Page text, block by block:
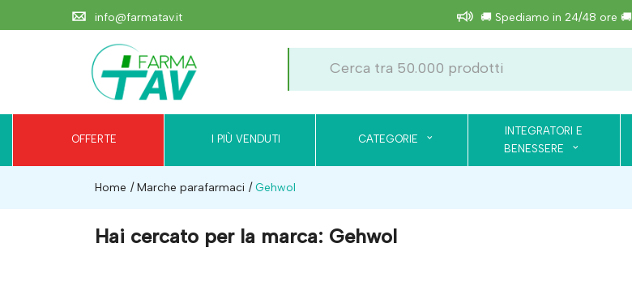
info@farmatav.it 🚚 Spediamo in 24/48 ore 🚚
OFFERTE I PIÙ VENDUTI CATEGORIE
INTEGRATORI E
BENESSERE
Home Marche parafarmaci Gehwol
Hai cercato per la marca: Gehwol